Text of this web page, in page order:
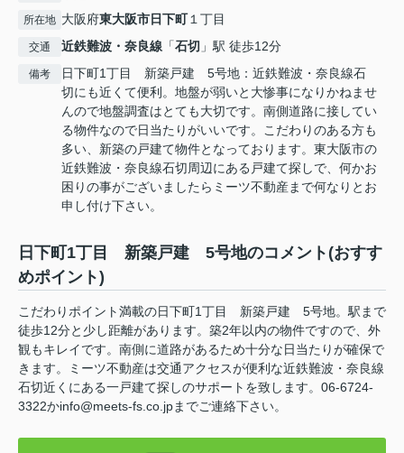
所在地 大阪府東大阪市日下町１丁目
交通 近鉄難波・奈良線 「石切 」駅 徒歩12分
備考
日下町1丁目 新築戸建 5号地：近鉄難波・奈良線石
切にも近くて便利。地盤が弱いと大惨事になりかねませ
んので地盤調査はとても大切です。南側道路に接してい
る物件なので日当たりがいいです。こだわりのある方も
多い、新築の戸建て物件となっております。東大阪市の
近鉄難波・奈良線石切周辺にある戸建て探しで、何かお
困りの事がございましたらミーツ不動産まで何なりとお
申し付け下さい。
日下町1丁目 新築戸建 5号地のコメント(おすす
めポイント)
こだわりポイント満載の日下町1丁目 新築戸建 5号地。駅まで
徒歩12分と少し距離があります。築2年以内の物件ですので、外
観もキレイです。南側に道路があるため十分な日当たりが確保で
きます。ミーツ不動産は交通アクセスが便利な近鉄難波・奈良線
石切近くにある一戸建て探しのサポートを致します。06-6724-
3322かinfo@meets-fs.co.jpまでご連絡下さい。